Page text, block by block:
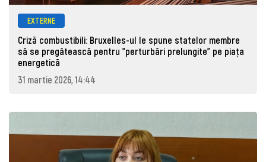
EXTERNE
Criză combustibili: Bruxelles-ul le spune statelor membre
să se pregătească pentru "perturbări prelungite" pe piața
energetică
31 martie 2026, 14:44